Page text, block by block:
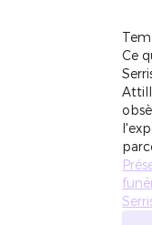
Ce